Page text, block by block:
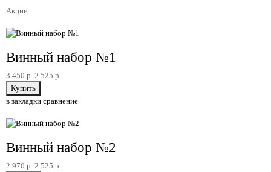
Акции
Винный набор №1
3 450 р. 2 525 р.
в закладки сравнение
Винный набор №2
2 970 р. 2 525 р.